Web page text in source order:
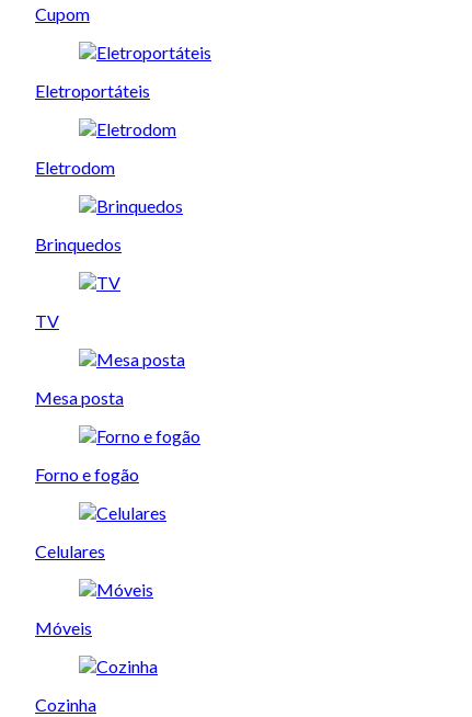
Cupom
Eletroportáteis
Eletrodom
Brinquedos
TV
Mesa posta
Forno e fogão
Celulares
Móveis
Cozinha